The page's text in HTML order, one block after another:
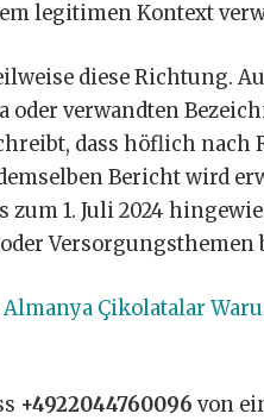
legitimen Kontext
diese Richtung.
verwandten
dass höflich
Bericht wird
1. Juli 2024
Almanya Çikolatalar
+4922044760096 von